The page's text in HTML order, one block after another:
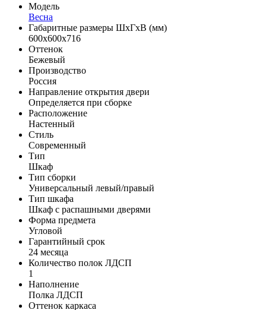
Модель
Весна
Габаритные размеры ШхГхВ (мм)
600х600х716
Оттенок
Бежевый
Производство
Россия
Направление открытия двери
Определяется при сборке
Расположение
Настенный
Стиль
Современный
Тип
Шкаф
Тип сборки
Универсальный левый/правый
Тип шкафа
Шкаф с распашными дверями
Форма предмета
Угловой
Гарантийный срок
24 месяца
Количество полок ЛДСП
1
Наполнение
Полка ЛДСП
Оттенок каркаса